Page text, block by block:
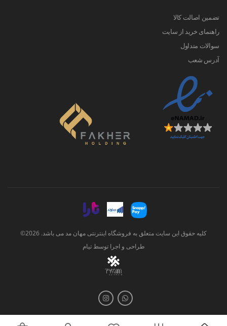
تضمین اصالت کالا
راهنمای خرید از سایت
سوالات متداول
آدرس شعب
کلیه حقوق این سایت متعلق به فروشگاه اینترنتی مهان مد می باشد. 2026©
طراحی و اجرا توسطتیام